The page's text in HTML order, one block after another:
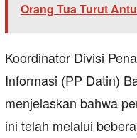
Orang Tua Turut
Koordinator Divisi
Informasi (PP Datin)
menjelaskan bahwa
ini telah melalui